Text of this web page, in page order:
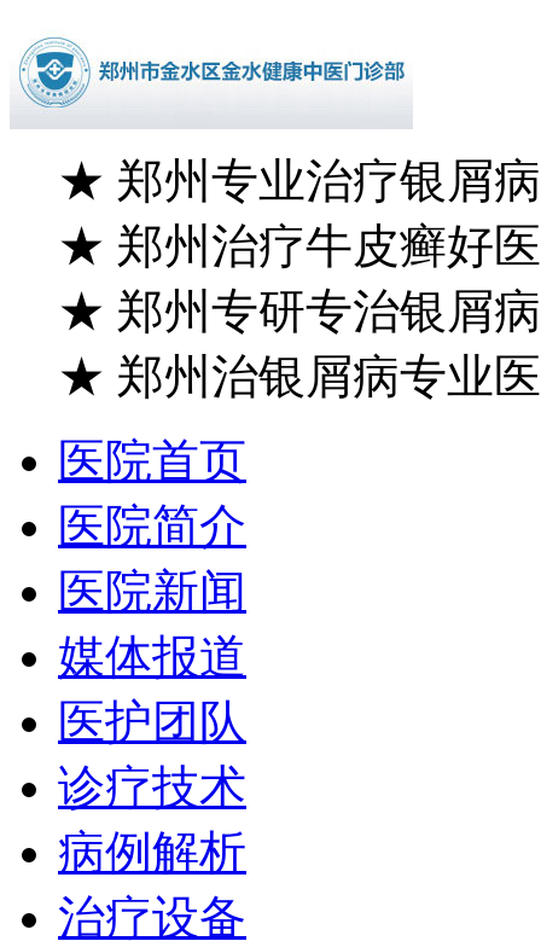
★ 郑州专业治疗银屑
★ 郑州治疗牛皮癣好
★ 郑州专研专治银屑
★ 郑州治银屑病专业
医院首页
医院简介
医院新闻
媒体报道
医护团队
诊疗技术
病例解析
治疗设备